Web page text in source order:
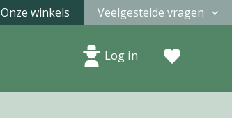
Onze winkels Veelgestelde vragen
Log in